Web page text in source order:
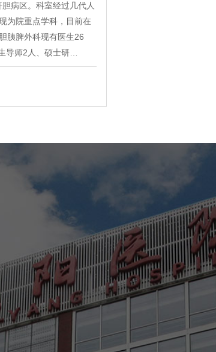
病区。科室经过几代人
为院重点学科，目前在
胰脾外科现有医生26
导师2人、硕士研…